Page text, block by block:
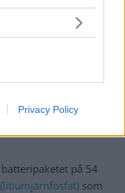
You may click to
in below Google
Privacy Policy
på 54
som